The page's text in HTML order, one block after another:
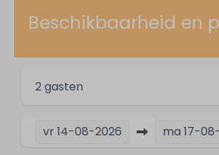
Airconditioning
Wasmachine
Vloerverwarming
Strijkplank
Beschikbaarheid en
2 gasten
vr 14-08-2026 ma 17-